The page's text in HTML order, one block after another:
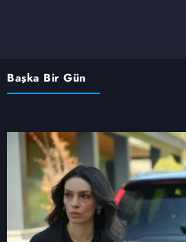
Başka Bir Gün